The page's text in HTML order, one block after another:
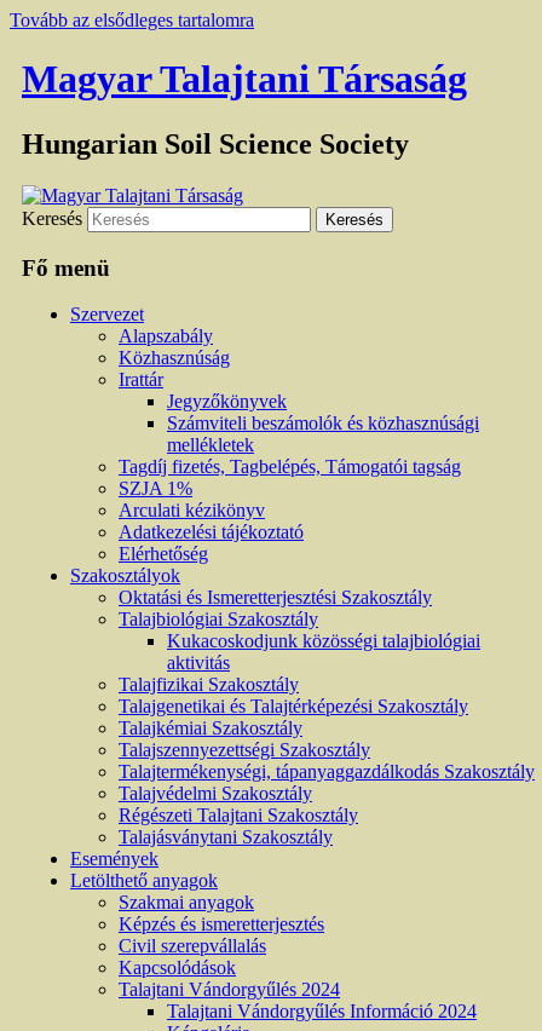
Tovább az elsődleges tartalomra
Magyar Talajtani Társaság
Hungarian Soil Science Society
Keresés
Fő menü
Szervezet
Alapszabály
Közhasznúság
Irattár
Jegyzőkönyvek
Számviteli beszámolók és közhasznúsági
mellékletek
Tagdíj fizetés, Tagbelépés, Támogatói tagság
SZJA 1%
Arculati kézikönyv
Adatkezelési tájékoztató
Elérhetőség
Szakosztályok
Oktatási és Ismeretterjesztési Szakosztály
Talajbiológiai Szakosztály
Kukacoskodjunk közösségi talajbiológiai
aktivitás
Talajfizikai Szakosztály
Talajgenetikai és Talajtérképezési Szakosztály
Talajkémiai Szakosztály
Talajszennyezettségi Szakosztály
Talajtermékenységi, tápanyaggazdálkodás Szakosztály
Talajvédelmi Szakosztály
Régészeti Talajtani Szakosztály
Talajásványtani Szakosztály
Események
Letölthető anyagok
Szakmai anyagok
Képzés és ismeretterjesztés
Civil szerepvállalás
Kapcsolódások
Talajtani Vándorgyűlés 2024
Talajtani Vándorgyűlés Információ 2024